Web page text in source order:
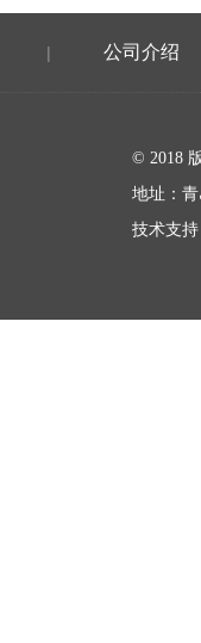
| 公司介绍
© 2018
地址：
技术支